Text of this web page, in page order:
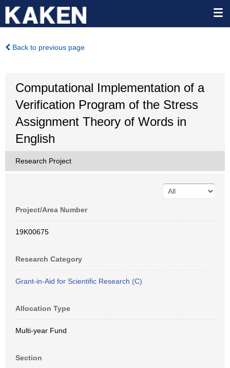
Back to previous page
Computational Implementation of a
Verification Program of the Stress
Assignment Theory of Words in
English
Research Project
Project/Area Number
19K00675
Research Category
Grant-in-Aid for Scientific Research (C)
Allocation Type
Multi-year Fund
Section